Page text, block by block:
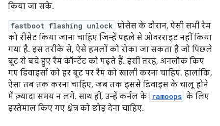
किया जा सके.
fastboot flashing unlock प्रोसेस के दौरान, ऐसी सभी रैम
को रीसेट किया जाना चाहिए जिन्हें पहले से ओवरराइट नहीं किया
गया है. इस तरीके से, ऐसे हमलों को रोका जा सकता है जो पिछले
बूट से बचे हुए रैम कॉन्टेंट को पढ़ते हैं. इसी तरह, अनलॉक किए
गए डिवाइसों को हर बूट पर रैम को खाली करना चाहिए. हालांकि,
ऐसा तब तक करना चाहिए, जब तक इससे डिवाइस के चालू होने
में ज़्यादा समय न लगे. साथ ही, उन्हें कर्नल के ramoops के लिए
इस्तेमाल किए गए क्षेत्र को छोड़ देना चाहिए.